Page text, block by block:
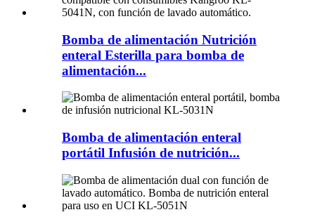
Bomba de alimentación Nutrición
enteral Esterilla para bomba de
alimentación...
Bomba de alimentación enteral
portátil Infusión de nutrición...